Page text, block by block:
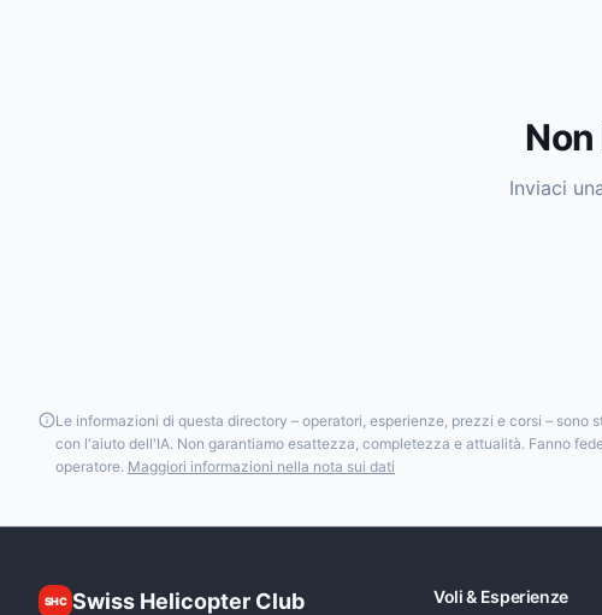
Inviaci
Le informazioni di questa directory – operatori, esperienze, prezzi e corsi –
con l'aiuto dell'IA. Non garantiamo esattezza, completezza e attualità. Fanno
operatore. Maggiori informazioni nella nota sui dati
SHC Swiss Helicopter Club Voli & Esperienze